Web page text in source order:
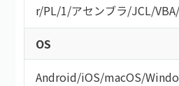
r/PL/1/アセンブラ/JCL/VBA/
OS
Android/iOS/macOS/